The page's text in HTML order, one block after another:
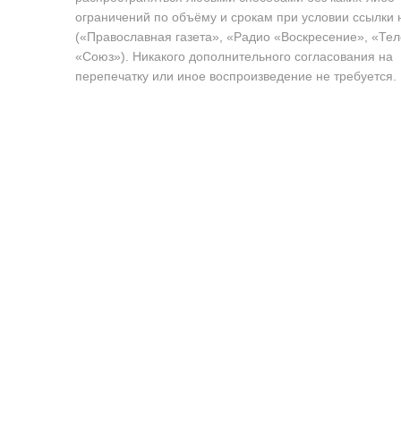
ограничений по объёму и срокам при условии ссылки
(«Православная газета», «Радио «Воскресение»,
«Союз»). Никакого дополнительного согласования на
перепечатку или иное воспроизведение не требуется.